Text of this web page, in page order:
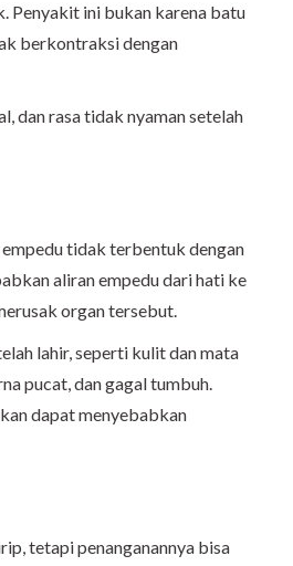
Penyakit ini bukan karena batu
berkontraksi dengan
dan rasa tidak nyaman setelah
empedu tidak terbentuk dengan
aliran empedu dari hati ke
organ tersebut.
lahir, seperti kulit dan mata
pucat, dan gagal tumbuh.
dapat menyebabkan
tetapi penanganannya bisa